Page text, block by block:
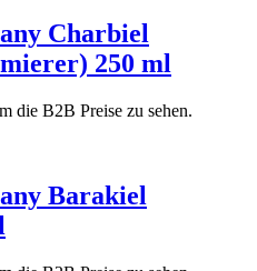
Charbiel
250 ml
die B2B Preise zu sehen.
Barakiel